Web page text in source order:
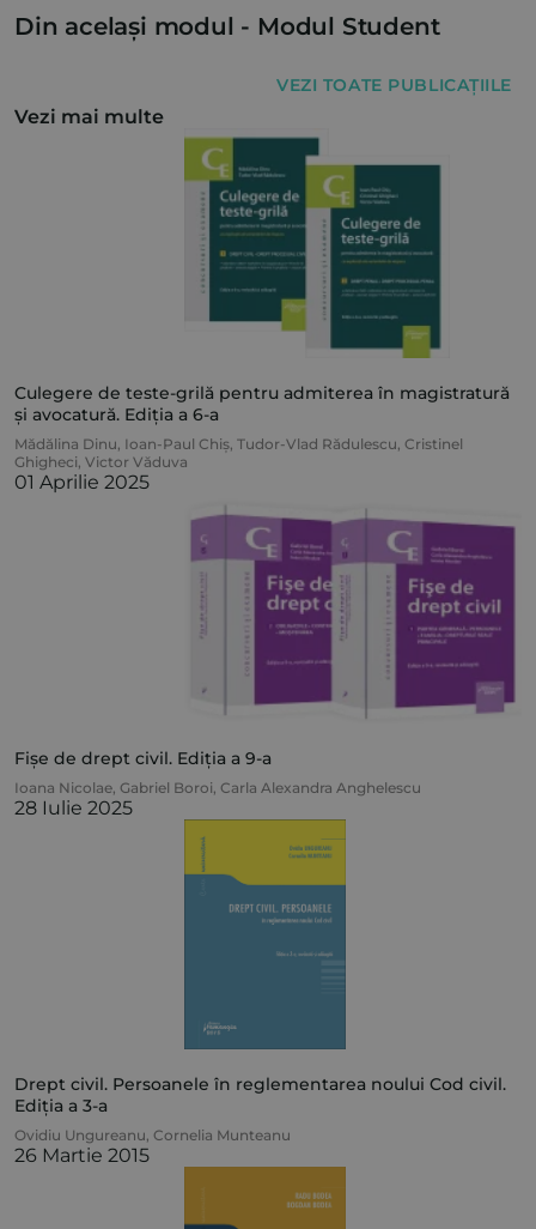
Din același modul - Modul Student
VEZI TOATE PUBLICAȚIILE
Vezi mai multe
Culegere de teste-grilă pentru admiterea în magistratură
și avocatură. Ediția a 6-a
Mădălina Dinu, Ioan-Paul Chiș, Tudor-Vlad Rădulescu, Cristinel
Ghigheci, Victor Văduva
01 Aprilie 2025
Fișe de drept civil. Ediția a 9-a
Ioana Nicolae, Gabriel Boroi, Carla Alexandra Anghelescu
28 Iulie 2025
Drept civil. Persoanele în reglementarea noului Cod civil.
Ediția a 3-a
Ovidiu Ungureanu, Cornelia Munteanu
26 Martie 2015